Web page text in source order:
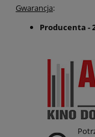
Gwarancja:
Producenta -